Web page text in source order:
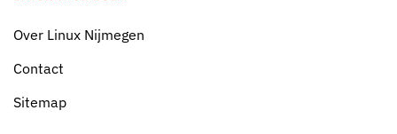
Over Linux Nijmegen
Contact
Sitemap